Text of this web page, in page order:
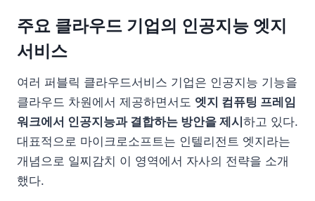
주요 클라우드 기업의 인공지능 엣지
서비스
여러 퍼블릭 클라우드서비스 기업은 인공지능 기능을
클라우드 차원에서 제공하면서도 엣지 컴퓨팅 프레임
워크에서 인공지능과 결합하는 방안을 제시 하고 있다.
대표적으로 마이크로소프트는 인텔리전트 엣지라는
개념으로 일찌감치 이 영역에서 자사의 전략을 소개
했다.